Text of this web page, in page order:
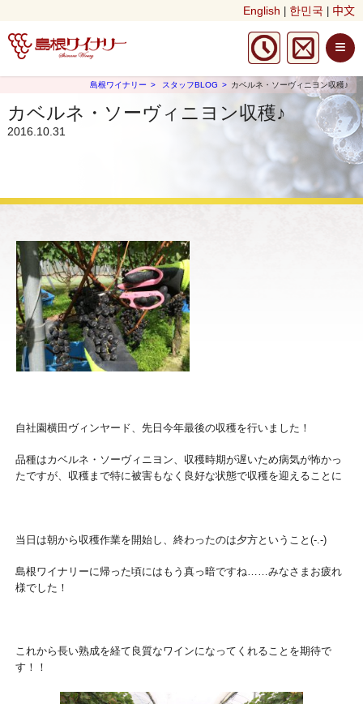
English 한민국 中文
≡
島根ワイナリー スタッフBLOG カベルネ・ソーヴィニヨン収穫♪
カベルネ・ソーヴィニヨン収穫♪
2016.10.31
自社園横田ヴィンヤード、先日今年最後の収穫を行いました！
品種はカベルネ・ソーヴィニヨン、収穫時期が遅いため病気が怖かっ
たですが、収穫まで特に被害もなく良好な状態で収穫を迎えることに
当日は朝から収穫作業を開始し、終わったのは夕方ということ(-.-)
島根ワイナリーに帰った頃にはもう真っ暗ですね……みなさまお疲れ
様でした！
これから長い熟成を経て良質なワインになってくれることを期待で
す！！